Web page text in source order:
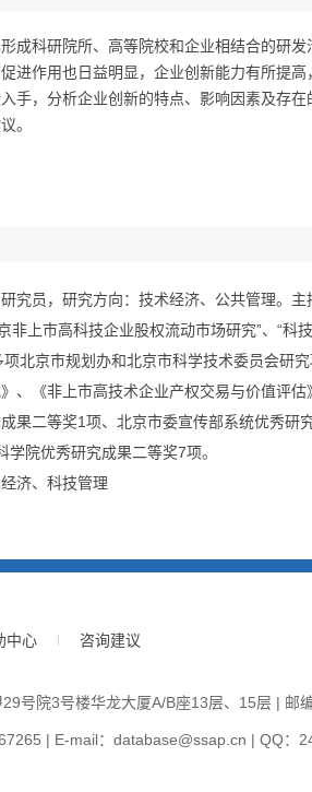
成科研院所、高等院校和企业相结合的研发
进作用也日益明显，企业创新能力有所提
手，分析企业创新的特点、影响因素及存
。
究员，研究方向：技术经济、公共管理。主
非上市高科技企业股权流动市场研究”、“科
北京市规划办和北京市科学技术委员会研
、《非上市高技术企业产权交易与价值评估
果二等奖1项、北京市委宣传部系统优秀研
院优秀研究成果二等奖7项。
济、科技管理
中心 咨询建议
号院3号楼华龙大厦A/B座13层、15层 | 邮
| E-mail：database@ssap.cn | QQ：